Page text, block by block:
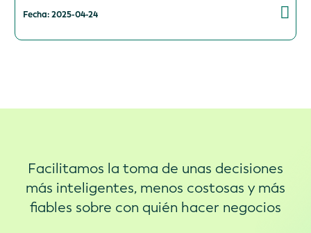
Fecha: 2025-04-24
Facilitamos la toma de unas decisiones
más inteligentes, menos costosas y más
fiables sobre con quién hacer negocios